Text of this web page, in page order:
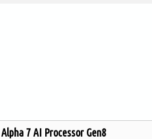
Alpha 7 AI Processor Gen8